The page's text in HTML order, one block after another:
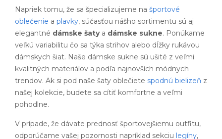
Napriek tomu, že sa špecializujeme na športové
oblečenie a plavky, súčasťou nášho sortimentu sú aj
elegantné dámske šatya dámske sukne. Ponúkame
veľkú variabilitu čo sa týka strihov alebo dĺžky rukávou
dámskych šiat. Naše dámske sukne sú ušité z veľmi
kvalitných materiálov a podľa najnovších módnych
trendov. Ak si pod naše šaty oblečiete spodnú bielizeň z
našej kolekcie, budete sa cítiť komfortne a veľmi
pohodlne.
V prípade, že dávate prednosť športovejšiemu outfitu,
odporúčame vašej pozornosti napríklad sekciu legíny,